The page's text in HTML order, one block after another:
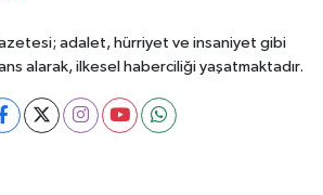
adalet, hürriyet ve insaniyet gibi
alarak, ilkesel haberciliği yaşatmaktadır.